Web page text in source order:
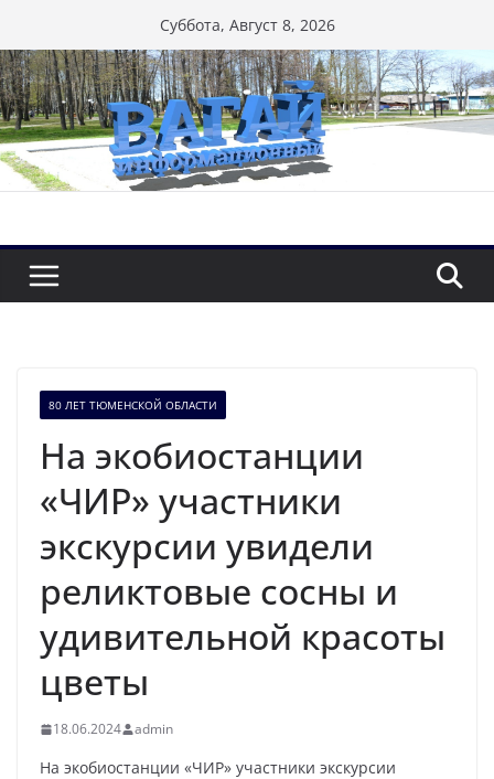
к
содержимому
Суббота, Август 8, 2026
80 ЛЕТ ТЮМЕНСКОЙ ОБЛАСТИ
На экобиостанции
«ЧИР» участники
экскурсии увидели
реликтовые сосны и
удивительной красоты
цветы
18.06.2024 admin
На экобиостанции «ЧИР» участники экскурсии